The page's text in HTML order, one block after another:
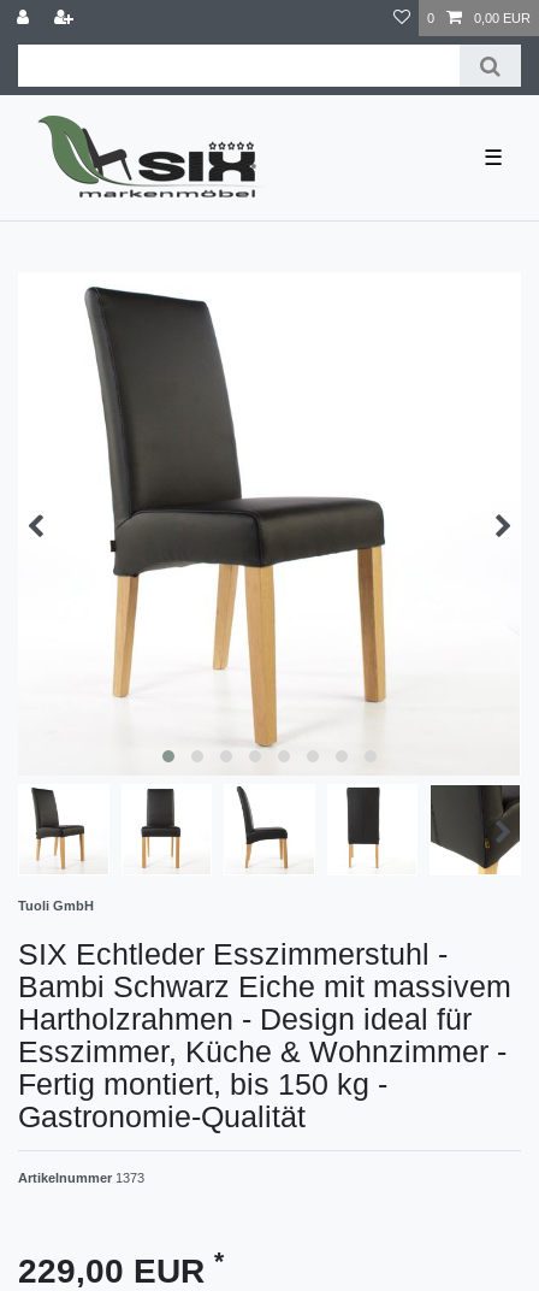
0 0,00 EUR
☰
Tuoli GmbH
SIX Echtleder Esszimmerstuhl -
Bambi Schwarz Eiche mit massivem
Hartholzrahmen - Design ideal für
Esszimmer, Küche & Wohnzimmer -
Fertig montiert, bis 150 kg -
Gastronomie-Qualität
Artikelnummer 1373
229,00 EUR *